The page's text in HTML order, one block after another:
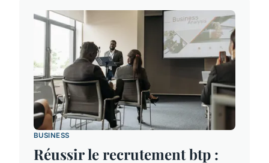
BUSINESS
Réussir le recrutement btp :